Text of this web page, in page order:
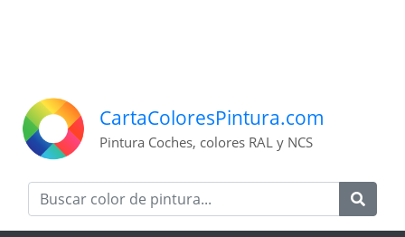
CartaColoresPintura.com
Pintura Coches, colores RAL y NCS